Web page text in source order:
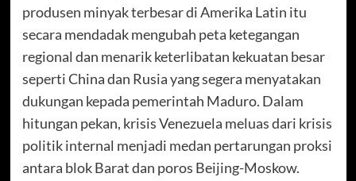
produsen minyak terbesar di Amerika Latin itu
secara mendadak mengubah peta ketegangan
regional dan menarik keterlibatan kekuatan besar
seperti China dan Rusia yang segera menyatakan
dukungan kepada pemerintah Maduro. Dalam
hitungan pekan, krisis Venezuela meluas dari krisis
politik internal menjadi medan pertarungan proksi
antara blok Barat dan poros Beijing-Moskow.